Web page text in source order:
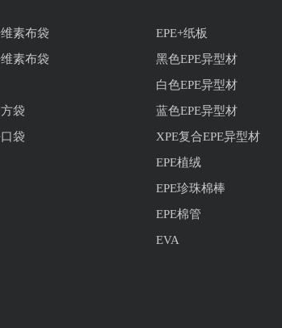
素布袋
素布袋
袋
袋
EPE+纸板
黑色EPE异型材
白色EPE异型材
蓝色EPE异型材
XPE复合EPE异型材
EPE植绒
EPE珍珠棉棒
EPE棉管
EVA